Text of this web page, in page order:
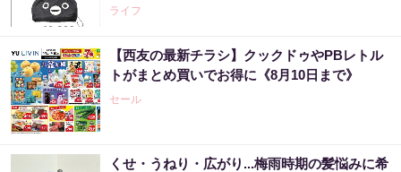
ライフ
【西友の最新チラシ】クックドゥやPBレトル
トがまとめ買いでお得に《8月10日まで》
セール
くせ・うねり・広がり...梅雨時期の髪悩みに希